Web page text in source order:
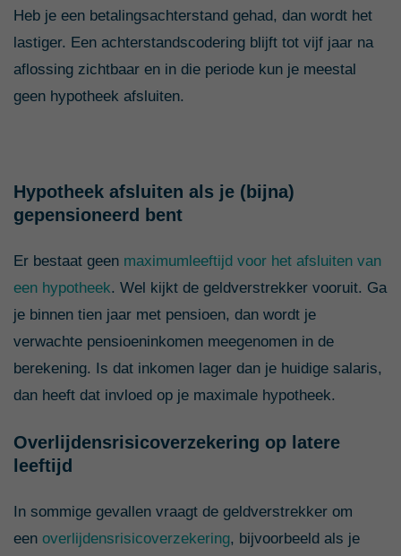
Heb je een betalingsachterstand gehad, dan wordt het
lastiger. Een achterstandscodering blijft tot vijf jaar na
aflossing zichtbaar en in die periode kun je meestal
geen hypotheek afsluiten.
Hypotheek afsluiten als je (bijna)
gepensioneerd bent
Er bestaat geen maximumleeftijd voor het afsluiten van
een hypotheek. Wel kijkt de geldverstrekker vooruit. Ga
je binnen tien jaar met pensioen, dan wordt je
verwachte pensioeninkomen meegenomen in de
berekening. Is dat inkomen lager dan je huidige salaris,
dan heeft dat invloed op je maximale hypotheek.
Overlijdensrisicoverzekering op latere
leeftijd
In sommige gevallen vraagt de geldverstrekker om
een overlijdensrisicoverzekering, bijvoorbeeld als je